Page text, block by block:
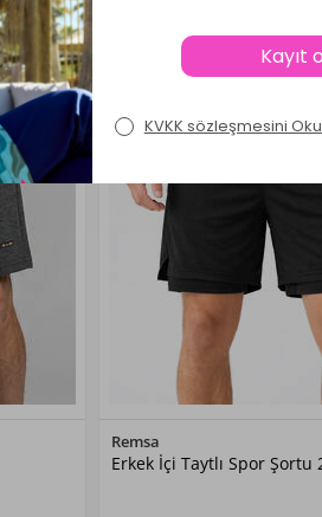
Siyah
Remsa
Erkek İçi Taytlı Spor Şortu